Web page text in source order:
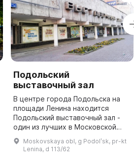
Подольский
выставочный зал
В центре города Подольска на
площади Ленина находится
Подольский выставочный зал -
один из лучших в Московской
области. Общая площадь зала
составляет 2000 м2, а
экспозиционная - 1100 м2. В зале
Moskovskaya obl, g Podolʹsk, pr-kt
Lenina, d 113/62